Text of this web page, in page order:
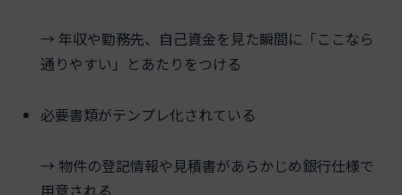
→ 年収や勤務先、自己資金を見た瞬間に「ここなら
通りやすい」とあたりをつける
必要書類がテンプレ化されている
→ 物件の登記情報や見積書があらかじめ銀行仕様で
用意される